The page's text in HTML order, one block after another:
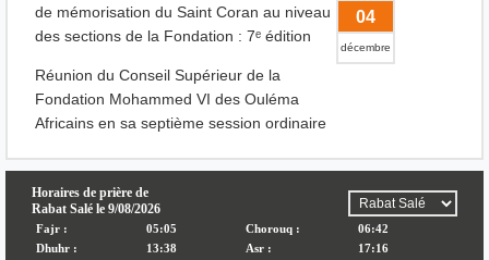
de mémorisation du Saint Coran au niveau
des sections de la Fondation : 7ᵉ édition
04
décembre
Réunion du Conseil Supérieur de la
Fondation Mohammed VI des Ouléma
Africains en sa septième session ordinaire